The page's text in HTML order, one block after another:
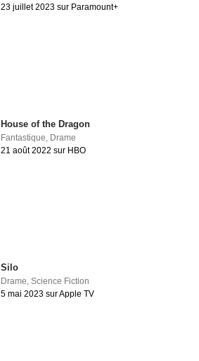
23 juillet 2023 sur Paramount+
House of the Dragon
Fantastique, Drame
21 août 2022 sur HBO
Silo
Drame,Science Fiction
5 mai 2023 sur Apple TV